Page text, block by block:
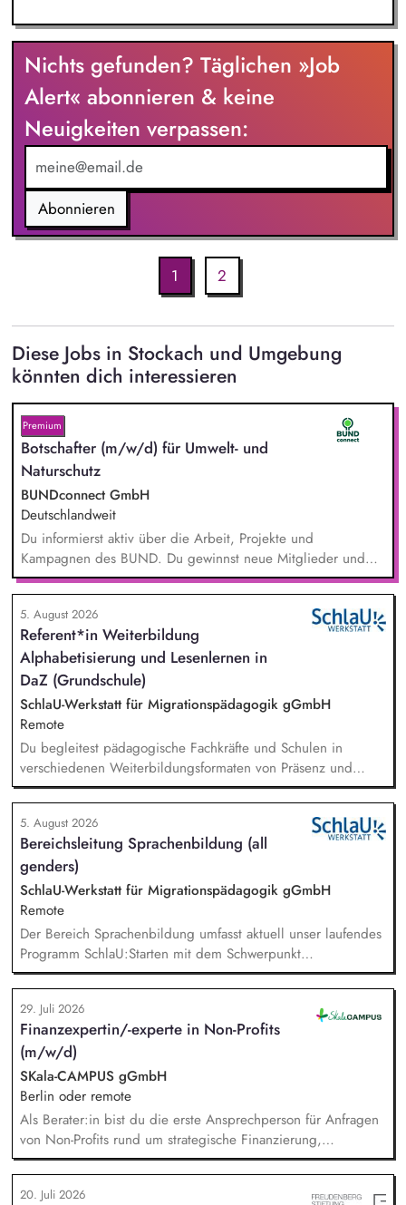
Nichts gefunden? Täglichen »Job
Alert« abonnieren & keine
Neuigkeiten verpassen:
Abonnieren
1 2
Diese Jobs in Stockach und Umgebung
könnten dich interessieren
Premium
Botschafter (m/w/d) für Umwelt- und
Naturschutz
BUNDconnect GmbH
Deutschlandweit
Du informierst aktiv über die Arbeit, Projekte und
Kampagnen des BUND. Du gewinnst neue Mitglieder und
stärkst damit langfristig den Umwelt- und Naturschutz. Du
beantwortest Fragen zu Umwelt-, Arten- und Klimaschutz nach
bestem Wissen und Gewissen. Du unterstützt Kampagnen
und Aktionen, beispielsweise durch das Sammeln von
Unterschriften für Petitionen.
5. August 2026
Referent*in Weiterbildung
Alphabetisierung und Lesenlernen in
DaZ (Grundschule)
SchlaU-Werkstatt für Migrationspädagogik gGmbH
Remote
Du begleitest pädagogische Fachkräfte und Schulen in
verschiedenen Weiterbildungsformaten von Präsenz und
Online-Workshops bis hin zu pädogischen Tagen und erstellst
Online-Selbstlernkurse für unsere Plattform schlau-lernen.org.
Die inhaltlichen Schwerpunkte liegen dabei auf den
Bereichen Lesen lernen, Mehrsprachigkeitsbewusstsein und
Alphabetisierung in der Grundschule.
5. August 2026
Bereichsleitung Sprachenbildung (all
genders)
SchlaU-Werkstatt für Migrationspädagogik gGmbH
Remote
Der Bereich Sprachenbildung umfasst aktuell unser laufendes
Programm SchlaU:Starten mit dem Schwerpunkt
"Alphabetisierung in DaZ für die Grundschule" sowie
zukünftig weitere auf Unterrichtsmaterial bezogene Projekte
mit den Schwerpunkten sprachensensibles und
rassismuskritisches Deutschlernen von der Grundschule bis in
die Berufliche Bildung. Der Bereich Sprachenbildung
entwickelt in seinen Projekten dazu zielgruppengerechte und
innovative Unterrichtsmaterialien und begleitet pädagogische
Fachkräfte mit daran angeschlossenen
Weiterbildungsangeboten online wie offline.
29. Juli 2026
Finanzexpertin/-experte in Non-Profits
(m/w/d)
SKala-CAMPUS gGmbH
Berlin oder remote
Als Berater:in bist du die erste Ansprechperson für Anfragen
von Non-Profits rund um strategische Finanzierung,
Finanzmanagement und Fundraising. Dabei entwickelst du
den gesamten Prozess von der Anfrage über
Angebotserstellung bis zur eigenverantwortlichen Umsetzung.
20. Juli 2026